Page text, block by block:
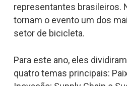
representantes brasileiros.
tornam o evento um dos
setor de bicicleta.
Para este ano, eles
quatro temas principais: